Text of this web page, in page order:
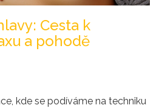
Cesta k
a pohodě
kde se podíváme na techniku